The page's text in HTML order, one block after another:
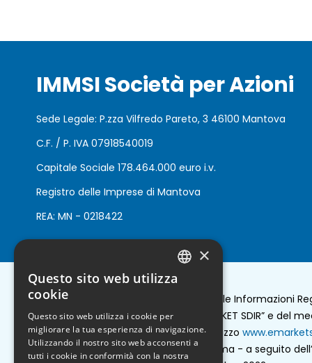
IMMSI Società per Azioni
Sede Legale: P.zza Vilfredo Pareto, 3 46100 Mantova
C.F. / P. IVA 07918540019
Capitale Sociale 178.464.000 euro i.v.
Registro delle Imprese di Mantova
REA: MN - 0218422
Per la trasmissione e lo stoccaggio delle Informazioni
avvale del sistema di diffusione “EMARKET SDIR” e del
“EMARKET STORAGE” disponibile all’indirizzo
S.r.l. - con sede in Piazza Priscilla, 4 Roma - a seguito
×
Questo sito web utilizza
cookie
Questo sito web utilizza i cookie per
migliorare la tua esperienza di navigazione.
Utilizzando il nostro sito web acconsenti a
tutti i cookie in conformità con la nostra